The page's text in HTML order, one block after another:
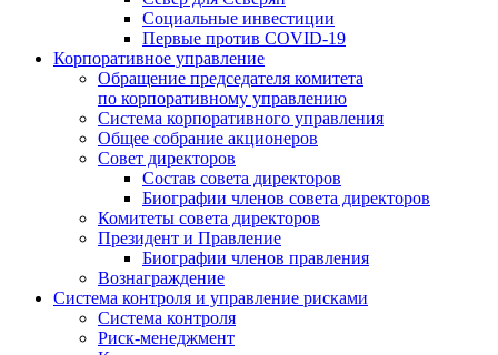
Социальные инвестиции
Первые против COVID‑19
Корпоративное управление
Обращение председателя комитета
по корпоративному управлению
Система корпоративного управления
Общее собрание акционеров
Совет директоров
Состав совета директоров
Биографии членов совета директоров
Комитеты совета директоров
Президент и Правление
Биографии членов правления
Вознаграждение
Система контроля и управление рисками
Система контроля
Риск-менеджмент